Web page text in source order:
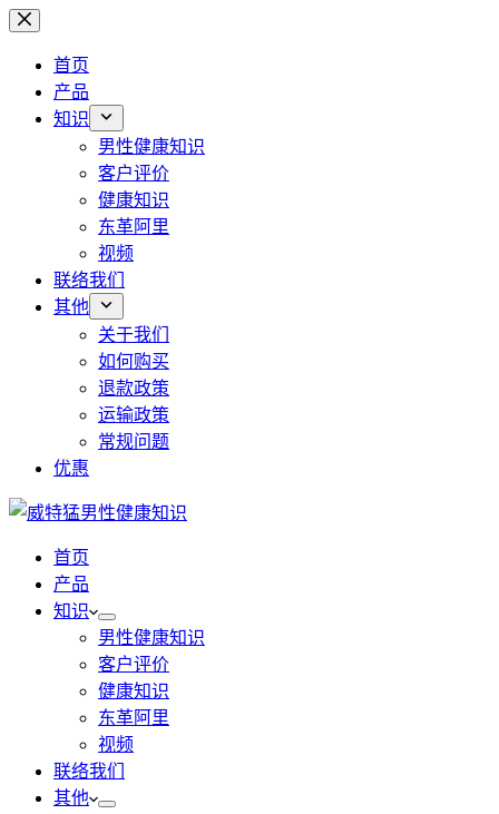
跳
首页
产品
知识
男性健康知识
客户评价
健康知识
东革阿里
视频
联络我们
其他
关于我们
如何购买
退款政策
运输政策
常规问题
优惠
首页
产品
知识
男性健康知识
客户评价
健康知识
东革阿里
视频
联络我们
其他